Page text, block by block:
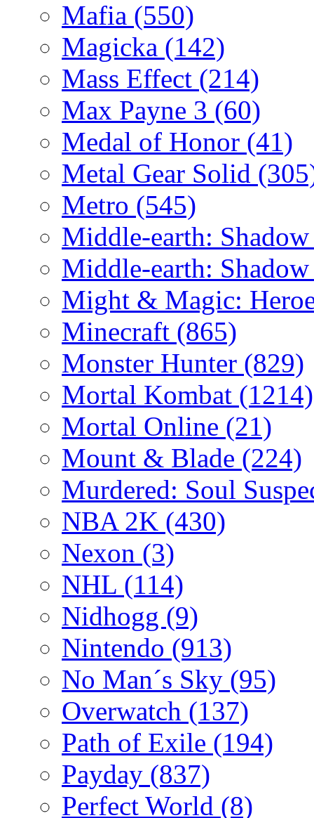
Mafia (550)
Magicka (142)
Mass Effect (214)
Max Payne 3 (60)
Medal of Honor (41)
Metal Gear Solid
Metro (545)
Middle-earth:
Middle-earth:
Might & Magic:
Minecraft (865)
Monster Hunter (829)
Mortal Kombat (1214)
Mortal Online (21)
Mount & Blade (224)
Murdered: Soul
NBA 2K (430)
Nexon (3)
NHL (114)
Nidhogg (9)
Nintendo (913)
No Man´s Sky (95)
Overwatch (137)
Path of Exile (194)
Payday (837)
Perfect World (8)